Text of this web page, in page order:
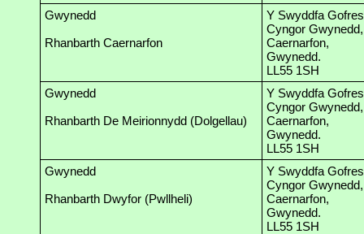
Gwynedd
Rhanbarth Caernarfon
Y Swyddfa
Cyngor Gwynedd,
Caernarfon,
Gwynedd.
LL55 1SH
Gwynedd
Rhanbarth De Meirionnydd (Dolgellau)
Y Swyddfa
Cyngor Gwynedd,
Caernarfon,
Gwynedd.
LL55 1SH
Gwynedd
Rhanbarth Dwyfor (Pwllheli)
Y Swyddfa
Cyngor Gwynedd,
Caernarfon,
Gwynedd.
LL55 1SH